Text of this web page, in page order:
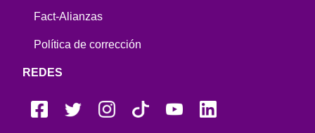
Fact-Alianzas
Política de corrección
REDES